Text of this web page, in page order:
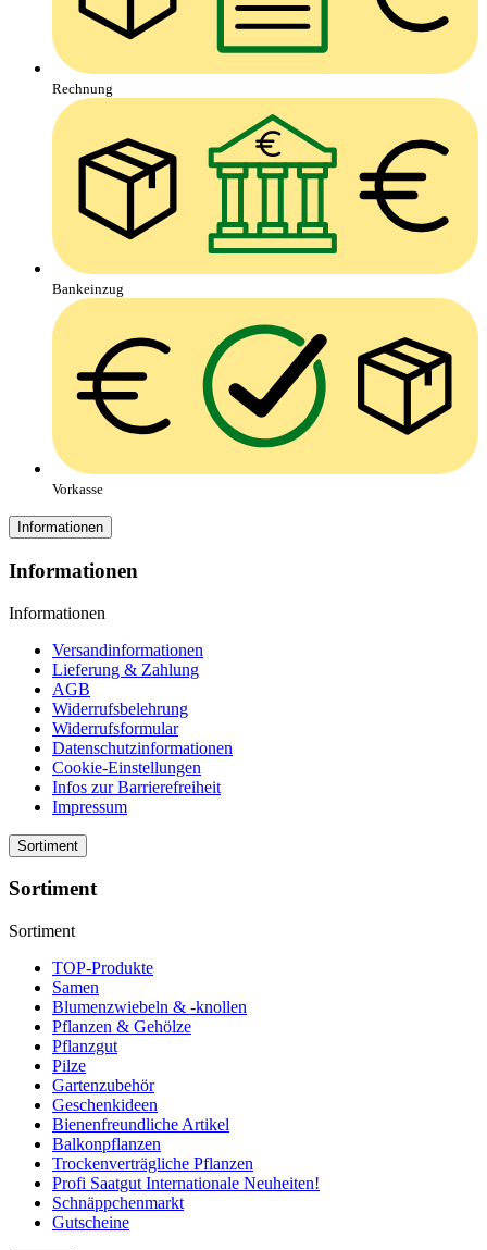
Rechnung
Bankeinzug
Vorkasse
Informationen
Informationen
Informationen
Versandinformationen
Lieferung & Zahlung
AGB
Widerrufsbelehrung
Widerrufsformular
Datenschutzinformationen
Cookie-Einstellungen
Infos zur Barrierefreiheit
Impressum
Sortiment
Sortiment
Sortiment
TOP-Produkte
Samen
Blumenzwiebeln & -knollen
Pflanzen & Gehölze
Pflanzgut
Pilze
Gartenzubehör
Geschenkideen
Bienenfreundliche Artikel
Balkonpflanzen
Trockenverträgliche Pflanzen
Profi Saatgut Internationale Neuheiten!
Schnäppchenmarkt
Gutscheine